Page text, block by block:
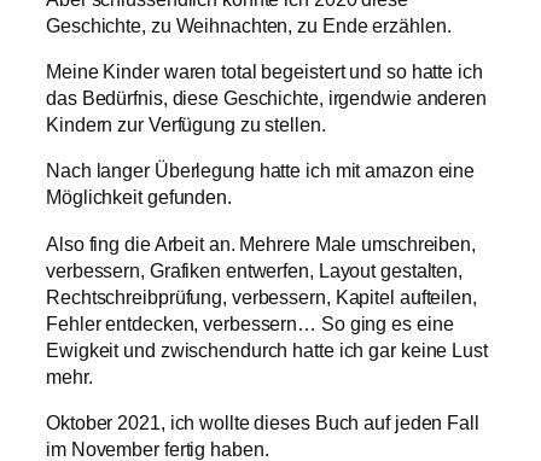
Geschichte, zu Weihnachten, zu Ende erzählen.
Meine Kinder waren total begeistert und so hatte ich
das Bedürfnis, diese Geschichte, irgendwie anderen
Kindern zur Verfügung zu stellen.
Nach langer Überlegung hatte ich mit amazon eine
Möglichkeit gefunden.
Also fing die Arbeit an. Mehrere Male umschreiben,
verbessern, Grafiken entwerfen, Layout gestalten,
Rechtschreibprüfung, verbessern, Kapitel aufteilen,
Fehler entdecken, verbessern… So ging es eine
Ewigkeit und zwischendurch hatte ich gar keine Lust
mehr.
Oktober 2021, ich wollte dieses Buch auf jeden Fall
im November fertig haben.